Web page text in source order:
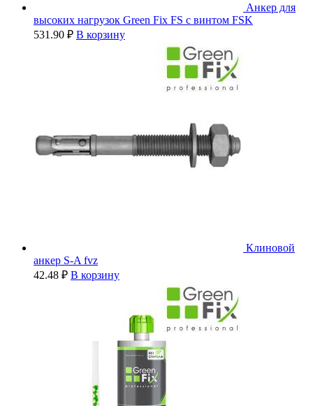
Анкер для
высоких нагрузок Green Fix FS с винтом FSK
531.90 ₽ В корзину
Клиновой
анкер S-A fvz
42.48 ₽ В корзину